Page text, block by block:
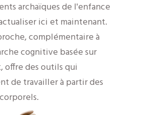
archaïques de l'enfance
ici et maintenant.
complémentaire à
cognitive basée sur
des outils qui
de travailler à partir des